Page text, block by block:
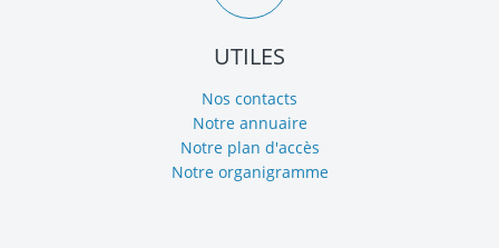
UTILES
Nos contacts
Notre annuaire
Notre plan d'accès
Notre organigramme